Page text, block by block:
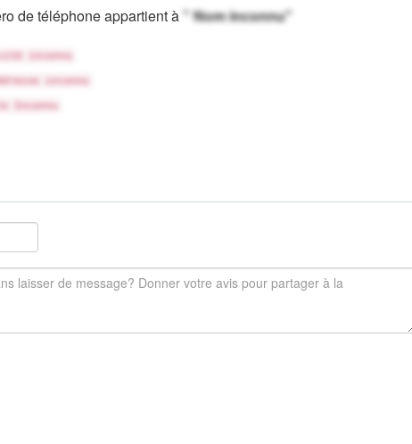
de téléphone appartient à" Nom inconnu"
inconnu
inconnu
Inconnu